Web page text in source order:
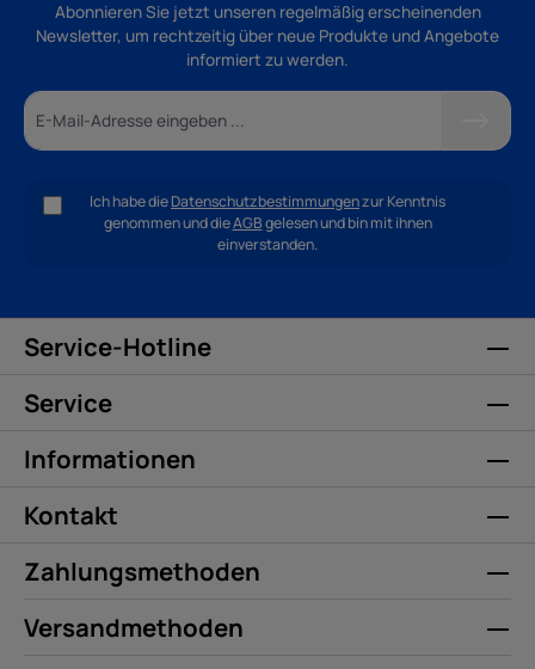
Abonnieren Sie jetzt unseren regelmäßig erscheinenden
Newsletter, um rechtzeitig über neue Produkte und Angebote
informiert zu werden.
Ich habe dieDatenschutzbestimmungenzur Kenntnis
genommen und dieAGBgelesen und bin mit ihnen
einverstanden.
Service-Hotline
Service
Informationen
Kontakt
Zahlungsmethoden
Versandmethoden